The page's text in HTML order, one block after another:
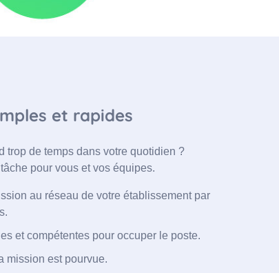
et rapides
trop de temps dans votre quotidien ?
pour vous et vos équipes.
au réseau de votre établissement par
et compétentes pour occuper le poste.
mission est pourvue.